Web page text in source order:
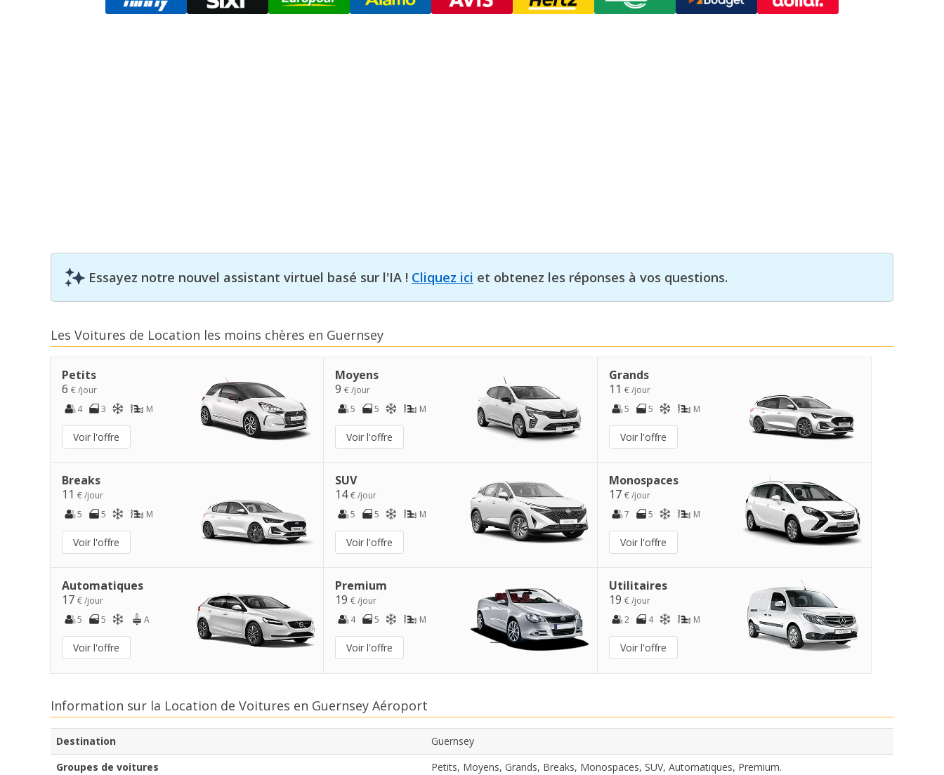
Essayez notre nouvel assistant virtuel basé sur l'IA ! Cliquez ici et obtenez les réponses à vos questions.
Les Voitures de Location les moins chères en Guernsey
Petits
6 € /jour
4
3 M
Voir l'offre
Moyens
9€ /jour
5
5 M
Voir l'offre
Grands
11 € /jour
5
5 M
Voir l'offre
Breaks
11 € /jour
5
5 M
Voir l'offre
SUV
14€ /jour
5
5 M
Voir l'offre
Monospaces
17 € /jour
7
5 M
Voir l'offre
Automatiques
17 € /jour
5
5 A
Voir l'offre
Premium
19€ /jour
4
5 M
Voir l'offre
Utilitaires
19 € /jour
2
4 M
Voir l'offre
Information sur la Location de Voitures en Guernsey Aéroport
Destination
Guernsey
Groupes de voitures
Petits, Moyens, Grands, Breaks, Monospaces, SUV, Automatiques, Premium.